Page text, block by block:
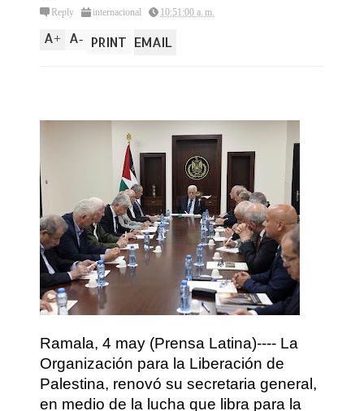
Reply internacional 10:51:00 a. m.
A+ A- PRINT EMAIL
Ramala, 4 may (Prensa Latina)---- La
Organización para la Liberación de
Palestina, renovó su secretaria general,
en medio de la lucha que libra para la